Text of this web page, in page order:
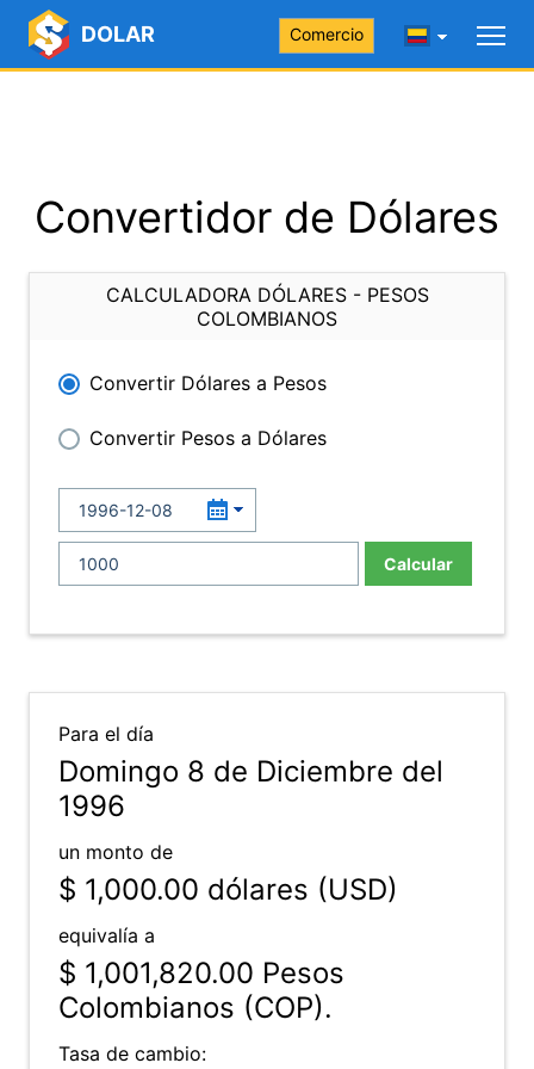
DOLAR Comercio
Convertidor de Dólares
CALCULADORA DÓLARES - PESOS
COLOMBIANOS
Convertir Dólares a Pesos
Convertir Pesos a Dólares
Calcular
Para el día
Domingo 8 de Diciembre del
1996
un monto de
$ 1,000.00 dólares (USD)
equivalía a
$ 1,001,820.00 Pesos
Colombianos (COP).
Tasa de cambio: